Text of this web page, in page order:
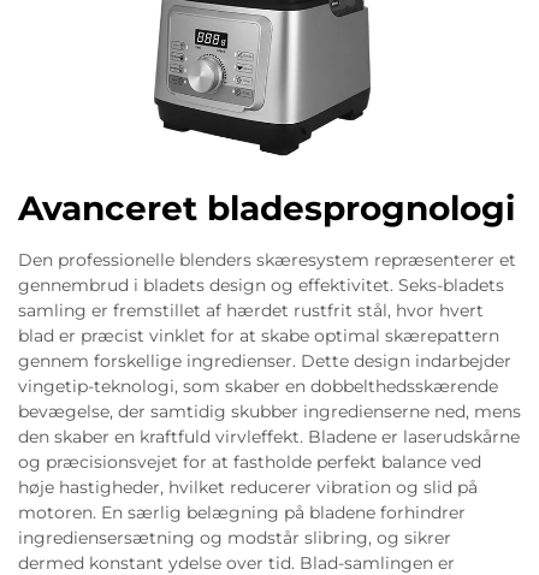
Avanceret bladesprognologi
Den professionelle blenders skæresystem repræsenterer et
gennembrud i bladets design og effektivitet. Seks-bladets
samling er fremstillet af hærdet rustfrit stål, hvor hvert
blad er præcist vinklet for at skabe optimal skærepattern
gennem forskellige ingredienser. Dette design indarbejder
vingetip-teknologi, som skaber en dobbelthedsskærende
bevægelse, der samtidig skubber ingredienserne ned, mens
den skaber en kraftfuld virvleffekt. Bladene er laserudskårne
og præcisionsvejet for at fastholde perfekt balance ved
høje hastigheder, hvilket reducerer vibration og slid på
motoren. En særlig belægning på bladene forhindrer
ingrediensersætning og modstår slibring, og sikrer
dermed konstant ydelse over tid. Blad-samlingen er